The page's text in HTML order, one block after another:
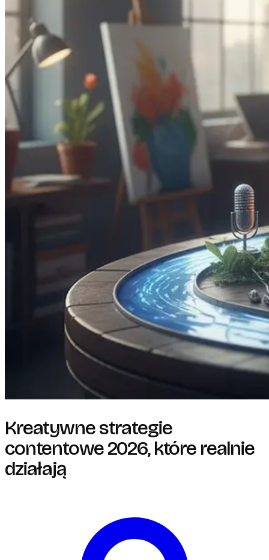
Kreatywne strategie
contentowe 2026, które realnie
działają